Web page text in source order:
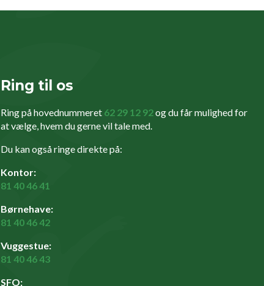
Ring til os
Ring på hovednummeret 62 29 12 92og du får mulighed for
at vælge, hvem du gerne vil tale med.
Du kan også ringe direkte på:
Kontor:
81 40 46 41
Børnehave:
81 40 46 42
Vuggestue:
81 40 46 43
SFO: